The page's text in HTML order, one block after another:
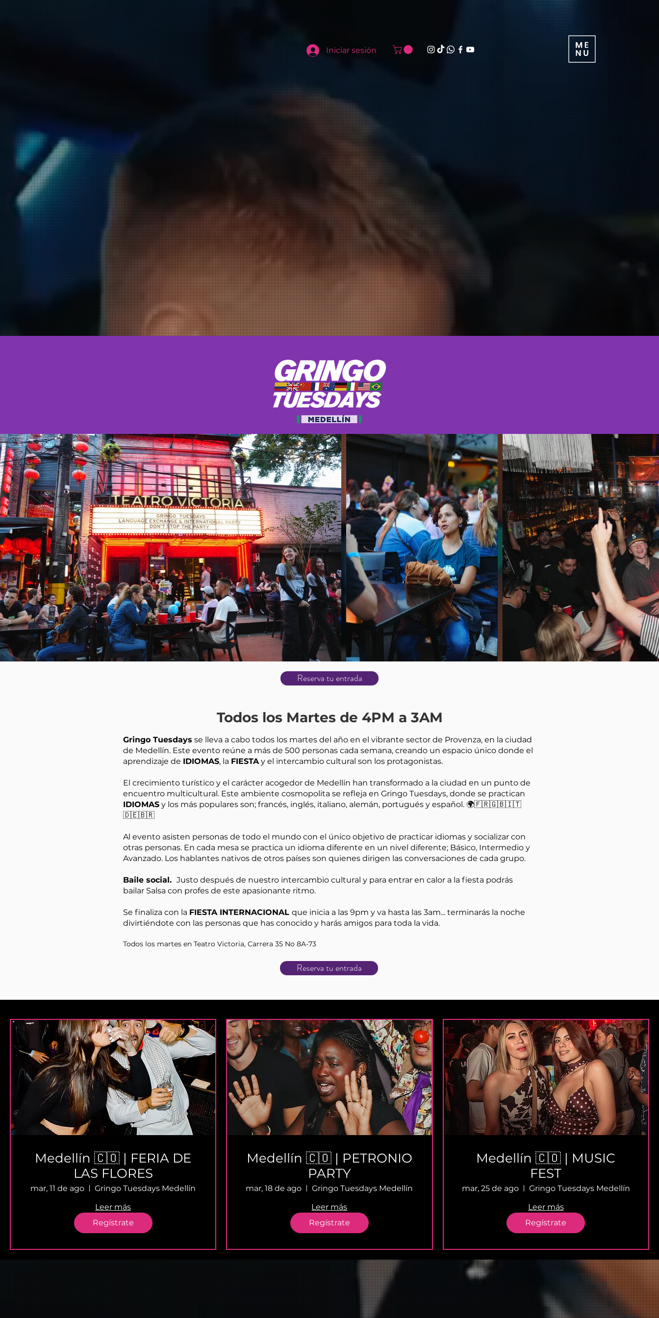
Iniciar sesión
Reserva tu entrada
Todos los Martes de 4PM a 3AM
Gringo Tuesdays se lleva a cabo todos los martes del año en el vibrante sector de Provenza, en la ciudad
de Medellín. Este evento reúne a más de 500 personas cada semana, creando un espacio único donde el
aprendizaje de IDIOMAS, la FIESTAy el intercambio cultural son los protagonistas.
El crecimiento turístico y el carácter acogedor de Medellín han transformado a la ciudad en un punto de
encuentro multicultural. Este ambiente cosmopolita se refleja en Gringo Tuesdays, donde se practican
IDIOMAS y los más populares son; francés, inglés, italiano, alemán, portugués y español. 🌍🇫🇷🇬🇧🇮🇹
🇩🇪🇧🇷
Al evento asisten personas de todo el mundo con el único objetivo de practicar idiomas y socializar con
otras personas. En cada mesa se practica un idioma diferente en un nivel diferente; Básico, Intermedio y
Avanzado. Los hablantes nativos de otros países son quienes dirigen las conversaciones de cada grupo.
Baile social. Justo después de nuestro intercambio cultural y para entrar en calor a la fiesta podrás
bailar Salsa con profes de este apasionante ritmo.
Se finaliza con la FIESTA INTERNACIONAL que inicia a las 9pm y va hasta las 3am... terminarás la noche
divirtiéndote con las personas que has conocido y harás amigos para toda la vida.
Todos los martes en Teatro Victoria, Carrera 35 No 8A-73
Reserva tu entrada
Medellín 🇨🇴 | FERIA DE
LAS FLORES
mar, 11 de ago
Gringo Tuesdays Medellín
Leer más
Regístrate
Medellín 🇨🇴 | PETRONIO
PARTY
mar, 18 de ago
Gringo Tuesdays Medellín
Leer más
Regístrate
Medellín 🇨🇴 | MUSIC
FEST
mar, 25 de ago
Gringo Tuesdays Medellín
Leer más
Regístrate